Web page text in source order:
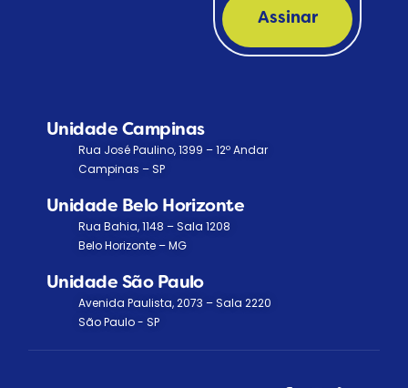
Assinar
Unidade Campinas
Rua José Paulino, 1399 – 12º Andar
Campinas – SP
Unidade Belo Horizonte
Rua Bahia, 1148 – Sala 1208
Belo Horizonte – MG
Unidade São Paulo
Avenida Paulista, 2073 – Sala 2220
São Paulo - SP